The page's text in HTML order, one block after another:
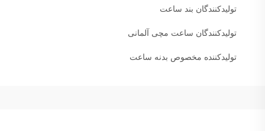
تولیدکنندگان بند ساعت
تولیدکنندگان ساعت مچی آلمانی
تولیدکننده مخصوص بدنه ساعت